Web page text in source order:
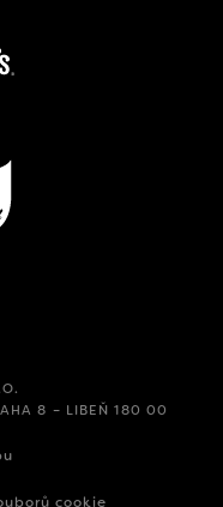
8 – LIBEŇ 180 00
cookie